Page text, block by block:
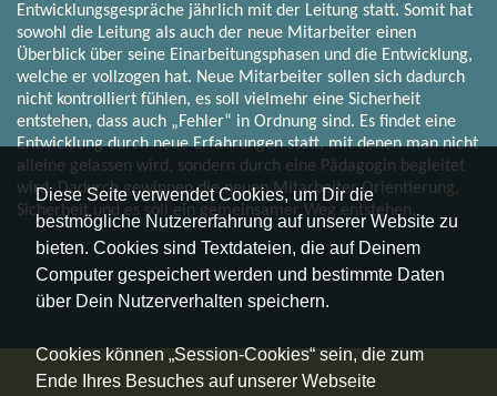
Diese Seite verwendet Cookies, um Dir die
bestmögliche Nutzererfahrung auf unserer Website zu
bieten. Cookies sind Textdateien, die auf Deinem
Computer gespeichert werden und bestimmte Daten
über Dein Nutzerverhalten speichern.
Cookies können „Session-Cookies“ sein, die zum
Ende Ihres Besuches auf unserer Webseite
Entwicklungsgespräche jährlich mit der Leitung statt. Somit hat
sowohl die Leitung als auch der neue Mitarbeiter einen
Überblick über seine Einarbeitungsphasen und die Entwicklung,
welche er vollzogen hat. Neue Mitarbeiter sollen sich dadurch
nicht kontrolliert fühlen, es soll vielmehr eine Sicherheit
entstehen, dass auch „Fehler“ in Ordnung sind. Es findet eine
Entwicklung durch neue Erfahrungen statt, mit denen man nicht
alleine gelassen wird, sondern durch eine Pädagogin begleitet
wird. Dadurch gewinnen die neuen Mitarbeiter Orientierung,
Sicherheit und es soll ein gemeinsamer Weg entstehen.